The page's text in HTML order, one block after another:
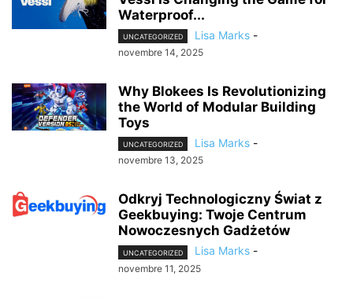
Waterproof...
UNCATEGORIZED Lisa Marks -
novembre 14, 2025
Why Blokees Is Revolutionizing
the World of Modular Building
Toys
UNCATEGORIZED Lisa Marks -
novembre 13, 2025
Odkryj Technologiczny Świat z
Geekbuying: Twoje Centrum
Nowoczesnych Gadżetów
UNCATEGORIZED Lisa Marks -
novembre 11, 2025